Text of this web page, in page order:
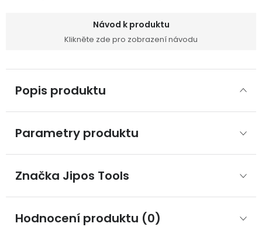
Návod k produktu
Klikněte zde pro zobrazení návodu
Popis produktu
Parametry produktu
Značka Jipos Tools
Hodnocení produktu (0)